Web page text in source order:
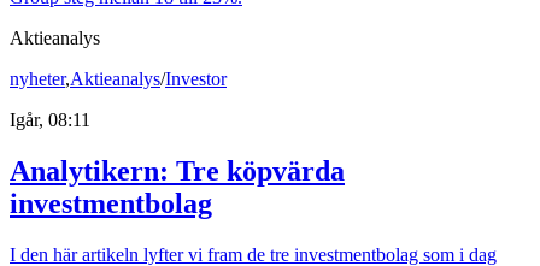
Aktieanalys
nyheter,Aktieanalys/Investor
Igår, 08:11
Analytikern: Tre köpvärda
investmentbolag
I den här artikeln lyfter vi fram de tre investmentbolag som i dag